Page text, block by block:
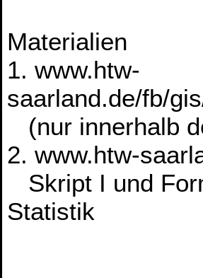
Materialien
1. www.htw-
saarland.de/fb/
(nur innerhalb
2. www.htw-
Skript I und
Statistik